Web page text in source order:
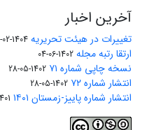
آخرین اخبار
تغییرات در هیئت تحریریه 1404-02-01
ارتقا رتبه مجله 1402-06-04
نسخه چاپی شماره ۷۱ 1402-05-28
انتشار شماره ۷۲ 1402-05-28
انتشار شماره پاییز-زمستان ۱۴۰۱ 12-04